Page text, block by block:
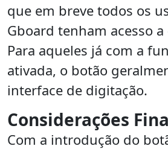
que em breve todos os
Gboard tenham acesso a
Para aqueles já com a
ativada, o botão
interface de digitação.
Considerações
Com a introdução do